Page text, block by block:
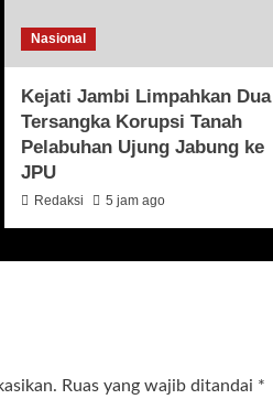
Nasional
Kejati Jambi Limpahkan Dua
Tersangka Korupsi Tanah
Pelabuhan Ujung Jabung ke
JPU
Redaksi 5 jam ago
Ruas yang wajib ditandai *